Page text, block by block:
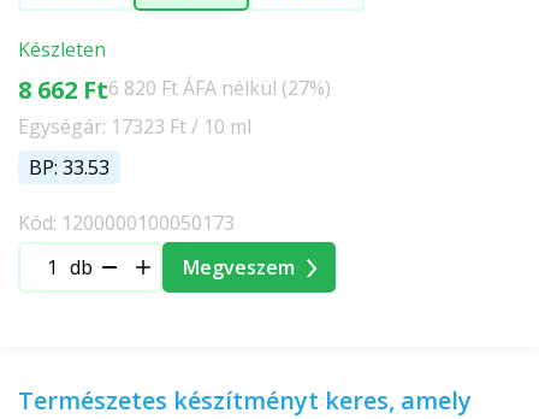
Készleten
8 662 Ft6 820 Ft ÁFA nélkül (27%)
Egységár: 17323 Ft / 10 ml
BP: 33.53
Kód: 1200000100050173
db
Megveszem
Természetes készítményt keres, amely